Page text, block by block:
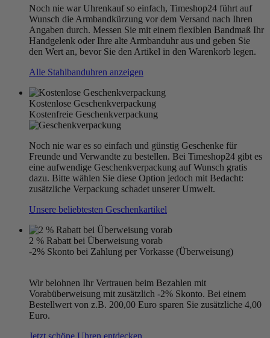
Noch nie war Uhrenkauf so einfach, Timeshop24 führt auf
Wunsch die Armbandkürzung vor dem Versand nach Ihren
Angaben durch. Messen Sie mit einem flexiblen Bandmaß Ihr
Handgelenk oder Ihre alte Armbanduhr aus und geben Sie
den Wert an, bevor Sie den Artikel in den Warenkorb legen.
Alle Stahlbanduhren anzeigen
Kostenlose Geschenkverpackung
Kostenfreie Geschenkverpackung
Noch nie war es so einfach und günstig Geschenke für
Freunde und Verwandte zu bestellen. Bei Timeshop24 gibt es
eine aufwendige Geschenkverpackung auf Wunsch gratis
dazu. Bitte wählen Sie diese Option jedoch mit Bedacht:
zusätzliche Verpackung schadet unserer Umwelt.
Unsere beliebtesten Geschenkartikel
2 % Rabatt bei Überweisung vorab
-2% Skonto bei Zahlung per Vorkasse (Überweisung)
Wir belohnen Ihr Vertrauen beim Bezahlen mit
Vorabüberweisung mit zusätzlich -2% Skonto. Bei einem
Bestellwert von z.B. 200,00 Euro sparen Sie zusätzliche 4,00
Euro.
Jetzt schöne Uhren entdecken